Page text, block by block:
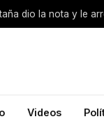
dio la nota y le
Videos